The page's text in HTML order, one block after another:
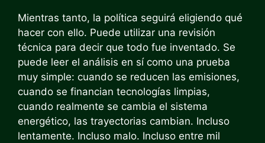
Mientras tanto, la política seguirá eligiendo qué
hacer con ello. Puede utilizar una revisión
técnica para decir que todo fue inventado. Se
puede leer el análisis en sí como una prueba
muy simple: cuando se reducen las emisiones,
cuando se financian tecnologías limpias,
cuando realmente se cambia el sistema
energético, las trayectorias cambian. Incluso
lentamente. Incluso malo. Incluso entre mil